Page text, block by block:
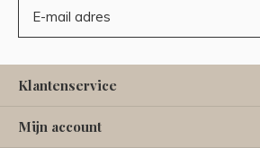
Klantenservice
Mijn account